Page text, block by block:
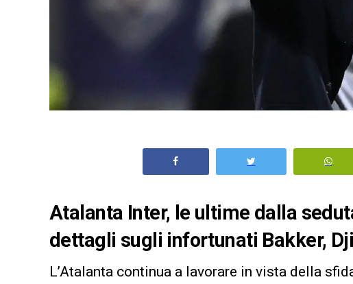
Atalanta Inter, le ultime dalla
dettagli sugli infortunati Bakker,
L’Atalanta continua a lavorare in vista della